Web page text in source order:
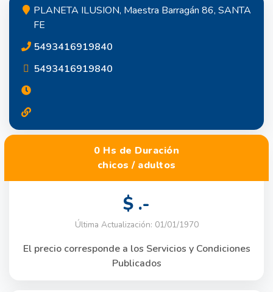
PLANETA ILUSION, Maestra Barragán 86, SANTA
FE
5493416919840
5493416919840
0 Hs de Duración
chicos / adultos
$ .-
Última Actualización: 01/01/1970
El precio corresponde a los Servicios y Condiciones
Publicados